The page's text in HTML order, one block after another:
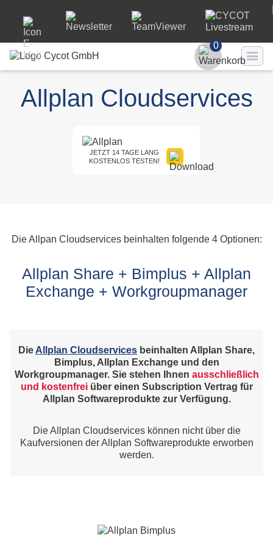
0
Allplan Cloudservices
JETZT 14 TAGE LANG
KOSTENLOS TESTEN!
Die Allpan Cloudservices beinhalten folgende 4 Optionen:
Allplan Share + Bimplus + Allplan
Exchange + Workgroupmanager
Die Allplan Cloudservices beinhalten Allplan Share,
Bimplus, Allplan Exchange und den
Workgroupmanager. Sie stehen Ihnen ausschließlich
und kostenfreiüber einen Subscription Vertrag für
Allplan Softwareprodukte zur Verfügung.
Die Allplan Cloudservices können nicht über die
Kaufversionen der Allplan Softwareprodukte erworben
werden.